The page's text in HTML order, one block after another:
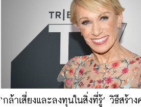
‘กล้าเสี่ยงและลงทุนในสิ่งที่รู้’ วิธีสร้า